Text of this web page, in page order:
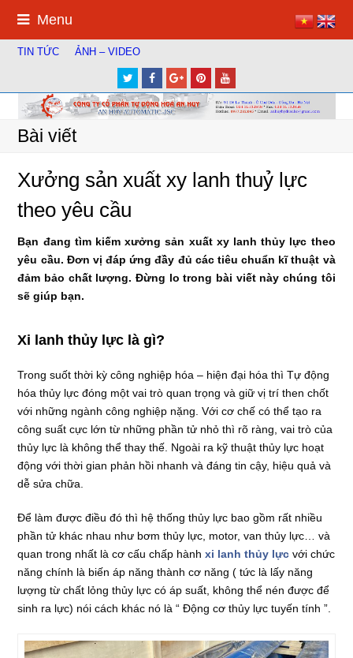
Menu
TIN TỨC ẢNH – VIDEO
TwitterFacebook
Google
Plus
Pinterest
Bài viết
Xưởng sản xuất xy lanh thuỷ lực
theo yêu cầu
Bạn đang tìm kiếm xưởng sản xuất xy lanh thủy lực theo
yêu cầu. Đơn vị đáp ứng đầy đủ các tiêu chuẩn kĩ thuật và
đảm bảo chất lượng. Đừng lo trong bài viết này chúng tôi
sẽ giúp bạn.
Xi lanh thủy lực là gì?
Trong suốt thời kỳ công nghiệp hóa – hiện đại hóa thì Tự động
hóa thủy lực đóng một vai trò quan trọng và giữ vị trí then chốt
với những ngành công nghiệp nặng. Với cơ chế có thể tạo ra
công suất cực lớn từ những phần tử nhỏ thì rõ ràng, vai trò của
thủy lực là không thể thay thế. Ngoài ra kỹ thuật thủy lực hoạt
động với thời gian phản hồi nhanh và đáng tin cậy, hiệu quả và
dễ sửa chữa.
Để làm được điều đó thì hệ thống thủy lực bao gồm rất nhiều
phần tử khác nhau như bơm thủy lực, motor, van thủy lực… và
quan trong nhất là cơ cấu chấp hànhxi lanh thủy lực với chức
năng chính là biến áp năng thành cơ năng ( tức là lấy năng
lượng từ chất lỏng thủy lực có áp suất, không thể nén được để
sinh ra lực) nói cách khác nó là “ Động cơ thủy lực tuyến tính ”.